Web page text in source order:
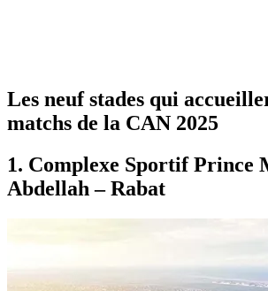
Les neuf stades qui
matchs de la CAN 2025
1. Complexe Sportif Prince
Abdellah – Rabat